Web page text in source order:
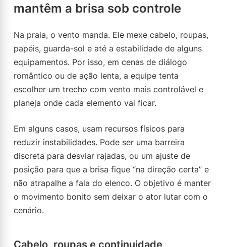
mantêm a brisa sob controle
Na praia, o vento manda. Ele mexe cabelo, roupas,
papéis, guarda-sol e até a estabilidade de alguns
equipamentos. Por isso, em cenas de diálogo
romântico ou de ação lenta, a equipe tenta
escolher um trecho com vento mais controlável e
planeja onde cada elemento vai ficar.
Em alguns casos, usam recursos físicos para
reduzir instabilidades. Pode ser uma barreira
discreta para desviar rajadas, ou um ajuste de
posição para que a brisa fique “na direção certa” e
não atrapalhe a fala do elenco. O objetivo é manter
o movimento bonito sem deixar o ator lutar com o
cenário.
Cabelo, roupas e continuidade